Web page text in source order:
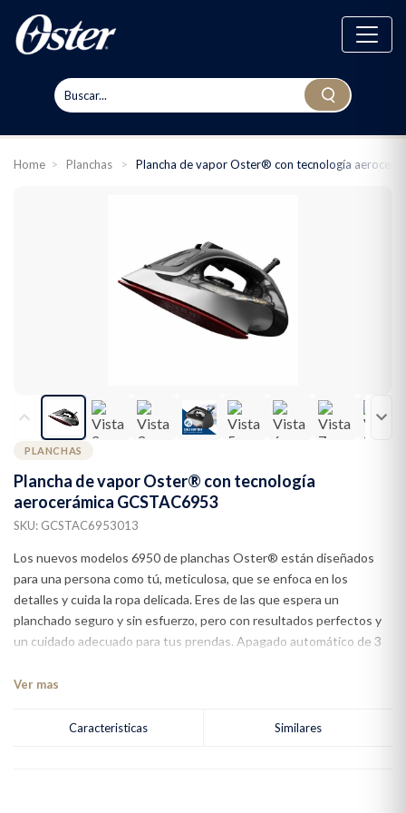
Home > Planchas > Plancha de vapor Oster® con tecnología
PLANCHAS
Plancha de vapor Oster® con tecnología
aerocerámica GCSTAC6953
SKU: GCSTAC6953013
Los nuevos modelos 6950 de planchas Oster® están diseñados
para una persona como tú, meticulosa, que se enfoca en los
detalles y cuida la ropa delicada. Eres de las que espera un
planchado seguro y sin esfuerzo, pero con resultados perfectos y
un cuidado adecuado para tus prendas. Apagado automático de 3
está sin movimiento 15 minutos parda, 30 segundos apoyada de
aerocerámica patentada que maximiza a distribución de vapor,
Ver mas
Caracteristicas Similares